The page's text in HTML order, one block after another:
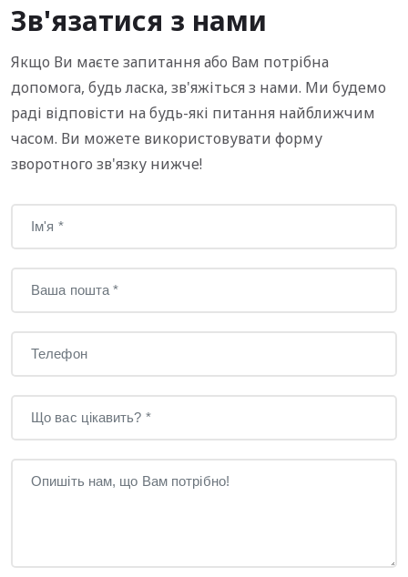
Зв'язатися з нами
Якщо Ви маєте запитання або Вам потрібна
допомога, будь ласка, зв'яжіться з нами. Ми будемо
раді відповісти на будь-які питання найближчим
часом. Ви можете використовувати форму
зворотного зв'язку нижче!